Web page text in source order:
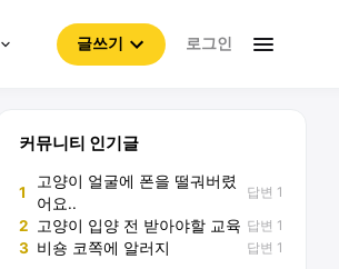
글쓰기 로그인
커뮤니티 인기글
1
고양이 얼굴에 폰을 떨궈버렸
어요..
답변 1
2 고양이 입양 전 받아야할 교육 답변 1
3 비숑 코쪽에 알러지 답변 1